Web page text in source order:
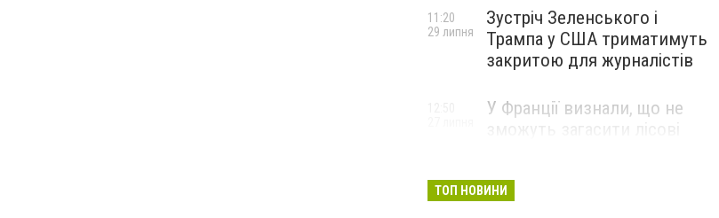
Зустріч Зеленського і
Трампа у США триматимуть
закритою для журналістів
11:20
29 липня
У Франції визнали, що не
ТОП НОВИНИ